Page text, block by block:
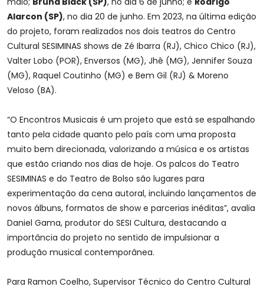
Alarcon (SP), no dia 20 de junho. Em 2023, na última edição
do projeto, foram realizados nos dois teatros do Centro
Cultural SESIMINAS shows de Zé Ibarra (RJ), Chico Chico (RJ),
Valter Lobo (POR), Enversos (MG), Jhê (MG), Jennifer Souza
(MG), Raquel Coutinho (MG) e Bem Gil (RJ) & Moreno
Veloso (BA).
“O Encontros Musicais é um projeto que está se espalhando
tanto pela cidade quanto pelo país com uma proposta
muito bem direcionada, valorizando a música e os artistas
que estão criando nos dias de hoje. Os palcos do Teatro
SESIMINAS e do Teatro de Bolso são lugares para
experimentação da cena autoral, incluindo lançamentos de
novos álbuns, formatos de show e parcerias inéditas”, avalia
Daniel Gama, produtor do SESI Cultura, destacando a
importância do projeto no sentido de impulsionar a
produção musical contemporânea.
Para Ramon Coelho, Supervisor Técnico do Centro Cultural